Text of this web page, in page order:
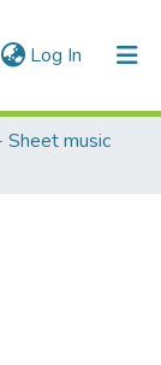
Log In (current)
Sheet music